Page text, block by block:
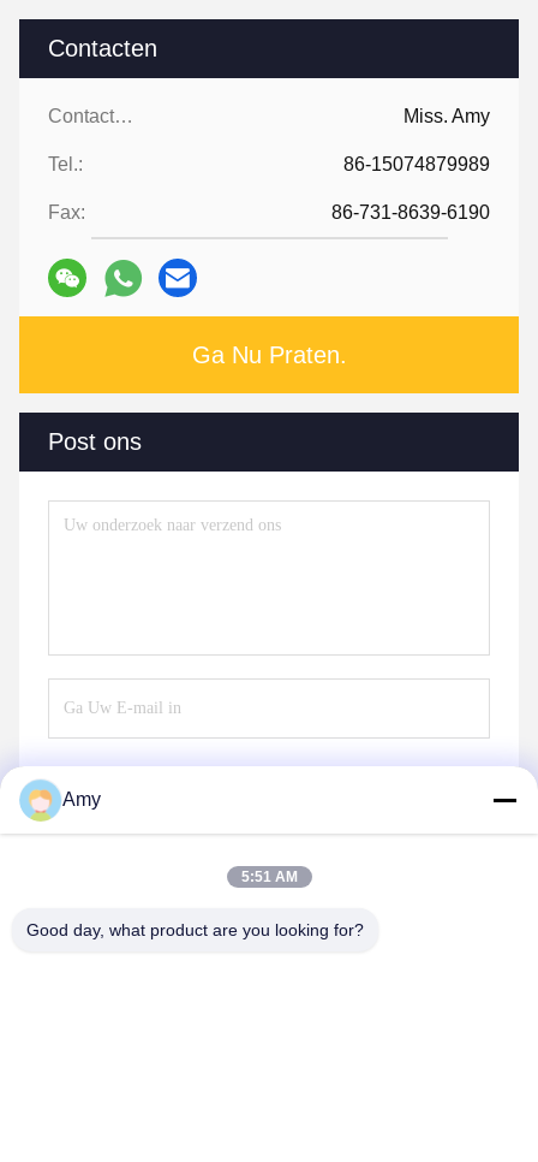
Contacten
Contacten: Miss. Amy
Tel.: 86-15074879989
Fax: 86-731-8639-6190
Ga Nu Praten.
Post ons
Amy
5:51 AM
Good day, what product are you looking for?